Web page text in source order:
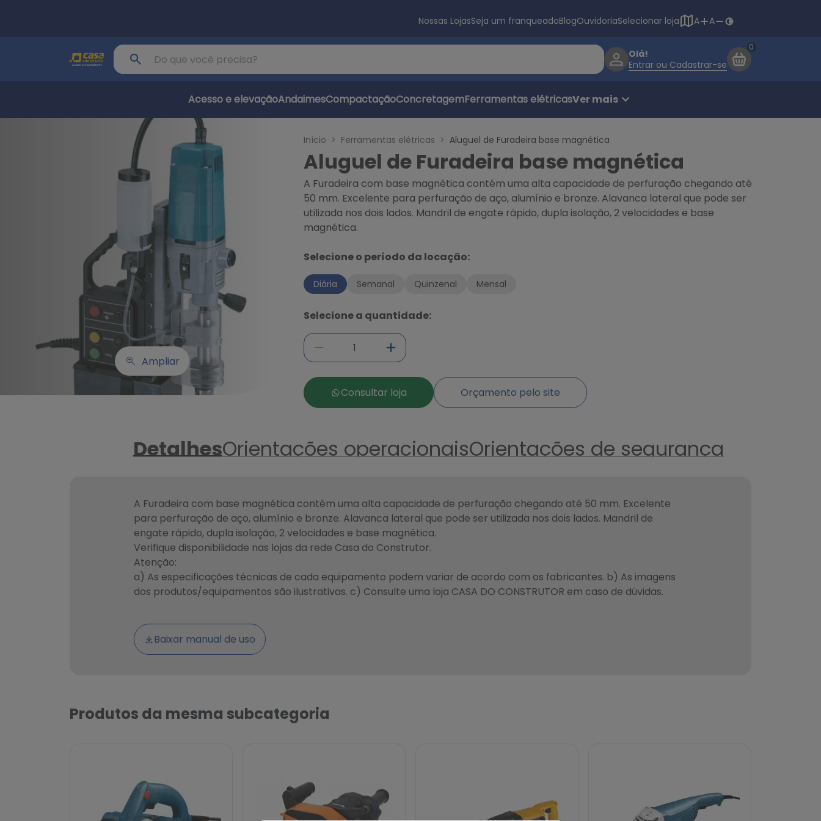
Nossas LojasSeja um franqueadoBlogOuvidoriaSelecionar loja A A
Buscar produtos
Olá!
Entrar ou Cadastrar-se
Acesso e elevaçãoAndaimesCompactaçãoConcretagemFerramentas elétricasVer mais
Ampliar
Início Ferramentas elétricas Aluguel de Furadeira base magnética
Aluguel de Furadeira base magnética
A Furadeira com base magnética contém uma alta capacidade de perfuração chegando até
50 mm. Excelente para perfuração de aço, alumínio e bronze. Alavanca lateral que pode ser
utilizada nos dois lados. Mandril de engate rápido, dupla isolação, 2 velocidades e base
magnética.
Selecione o período da locação:
Diária Semanal Quinzenal Mensal
Selecione a quantidade:
Consultar loja Orçamento pelo site
DetalhesOrientações operacionaisOrientações de segurança
A Furadeira com base magnética contém uma alta capacidade de perfuração chegando até 50 mm. Excelente
para perfuração de aço, alumínio e bronze. Alavanca lateral que pode ser utilizada nos dois lados. Mandril de
engate rápido, dupla isolação, 2 velocidades e base magnética.
Verifique disponibilidade nas lojas da rede Casa do Construtor.
Atenção:
a) As especificações técnicas de cada equipamento podem variar de acordo com os fabricantes. b) As imagens
dos produtos/equipamentos são ilustrativas. c) Consulte uma loja CASA DO CONSTRUTOR em caso de dúvidas.
Baixar manual de uso
Produtos da mesma subcategoria